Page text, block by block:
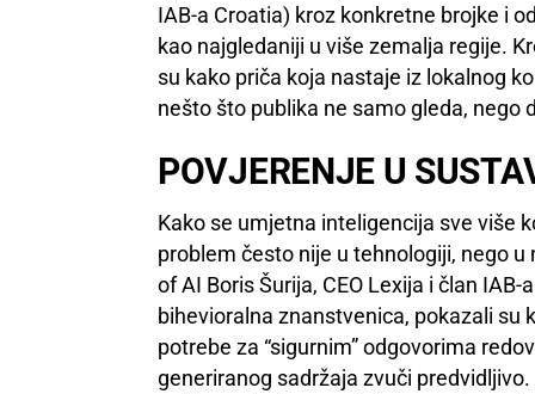
IAB-a Croatia) kroz konkretne brojke i
kao najgledaniji u više zemalja regije.
su kako priča koja nastaje iz lokalnog
nešto što publika ne samo gleda, nego
POVJERENJE U
Kako se umjetna inteligencija sve više
problem često nije u tehnologiji, nego
of AI Boris Šurija, CEO Lexija i član IAB-
bihevioralna znanstvenica, pokazali su
potrebe za “sigurnim” odgovorima
generiranog sadržaja zvuči